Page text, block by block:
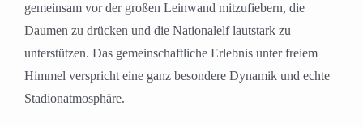
gemeinsam vor der großen Leinwand mitzufiebern, die
Daumen zu drücken und die Nationalelf lautstark zu
unterstützen. Das gemeinschaftliche Erlebnis unter freiem
Himmel verspricht eine ganz besondere Dynamik und echte
Stadionatmosphäre.